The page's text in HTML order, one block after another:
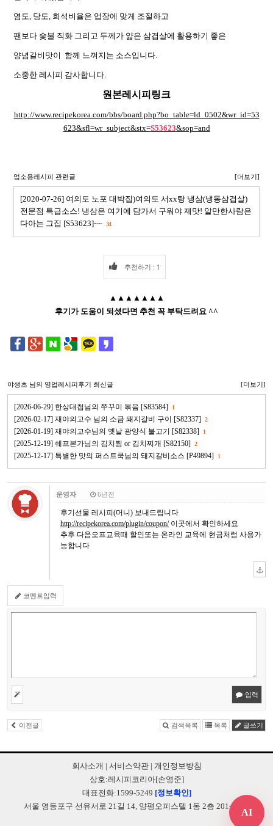
염도, 당도, 희석비율은 업장에 맞게 조절하고
팬보다 숯불 직화 그리고 두께가 얇은 삼겹살에 활용하기 좋은
양념갈비맛이 함께 느껴지는 소스입니다.
소중한 레시피 감사합니다.
원본레시피링크
http://www.recipekorea.com/bbs/board.php?bo_table=ld_0502&wr_id=53
623&sfl=wr_subject&stx=S53623&sop=and
업소용레시피 관련글 [더보기]
[2020-07-26] 여의도 노포 대박집)여의도 서xx탕 냉삼(냉동삼겹살)
전문점 특급소스! 냉삼은 여기에 담가서 구워야 제맛! 알만한사람은
다아는 그집 [S53623]~~ 34
추천하기 : 1
▲▲▲▲▲▲▲
후기가 도움이 되셨다면 추천 꼭 부탁드려요 ^^
야생초 님의 영업레시피후기 최신글 [더보기]
[2026-06-29] 한상대첩님의 쭈꾸미 볶음 [S83584] 1
[2026-02-17] 재야의고수 님의 소금 돼지갈비 구이 [S82337] 2
[2026-01-19] 재야의고수님의 옛날 광양식 불고기 [S82338] 1
[2025-12-19] 쉐프본가님의 김치찜 or 김치찌개 [S82150] 2
[2025-12-17] 특별한 맛의 퍼스트쿡님의 돼지갈비소스 [P49894] 1
운영자 6년전
후기선물 레시피(머니) 보내드립니다
http://recipekorea.com/plugin/coupon/이곳에서 확인하세요
추후 다음오프교육때 할인또는 온라인 교육에 현금처럼 사용가
능합니다
코멘트입력
입력
이전글 검색목록 목록 글쓰기
회사소개 | 서비스약관| 개인정보방침
상호:레시피코리아[손영준]
대표전화:1599-5249 [정보확인]
서울 영등포구 선유서로 21길 14, 양평오피스텔 1동 2층 201-B248
AI